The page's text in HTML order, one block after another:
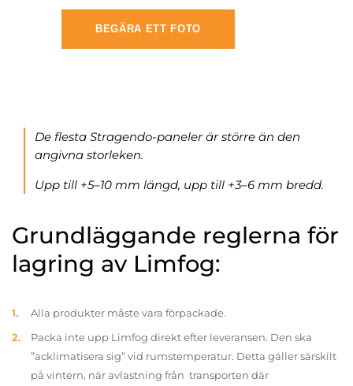
BEGÄRA ETT FOTO
De flesta Stragendo-paneler är större än den
angivna storleken.
Upp till +5–10 mm längd, upp till +3–6 mm bredd.
Grundläggande reglerna för
lagring av Limfog:
Alla produkter måste vara förpackade.
Packa inte upp Limfog direkt efter leveransen. Den ska
”acklimatisera sig” vid rumstemperatur. Detta gäller särskilt
på vintern, när avlastning från transporten där